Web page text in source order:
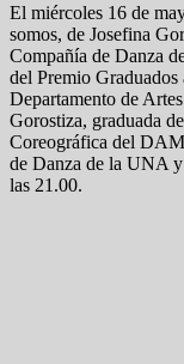
El miércoles 16 de
somos, de Josefina
Compañía de Danza
del Premio
Departamento de
Gorostiza, graduada
Coreográfica del
de Danza de la UNA y
las 21.00.